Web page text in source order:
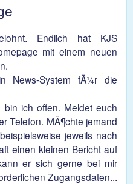
Endlich hat KJS
mit einem neuen
News-System fÃ¼r die
ich offen. Meldet euch
Telefon. MÃ¶chte jemand
jeweils nach
einen kleinen Bericht auf
er sich gerne bei mir
Zugangsdaten...